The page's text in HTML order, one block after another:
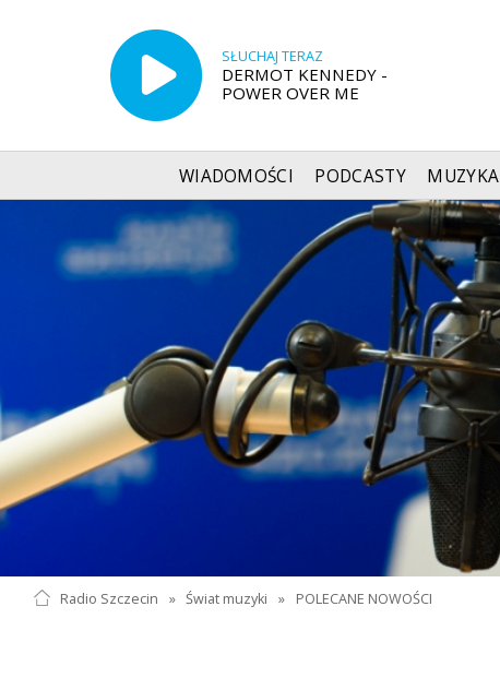
SŁUCHAJ TERAZ
DERMOT KENNEDY -
POWER OVER ME
WIADOMOŚCI PODCASTY MUZYKA
Radio Szczecin » Świat muzyki » POLECANE NOWOŚCI